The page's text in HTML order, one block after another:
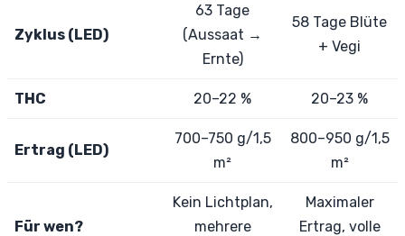
Zyklus (LED)
63 Tage
(Aussaat →
Ernte)
58 Tage Blüte
+ Vegi
THC 20–22 % 20–23 %
Ertrag (LED)
700–750 g/1,5
m²
800–950 g/1,5
m²
Für wen?
Kein Lichtplan,
mehrere
Maximaler
Ertrag, volle